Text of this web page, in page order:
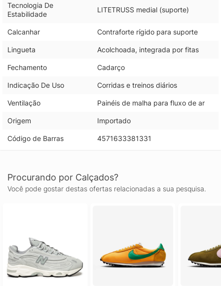
Tecnologia De
Estabilidade
LITETRUSS medial (suporte)
Calcanhar Contraforte rígido para suporte
Lingueta Acolchoada, integrada por fitas
Fechamento Cadarço
Indicação De Uso Corridas e treinos diários
Ventilação Painéis de malha para fluxo de ar
Origem Importado
Código de Barras 4571633381331
Procurando por Calçados?
Você pode gostar destas ofertas relacionadas a sua pesquisa.